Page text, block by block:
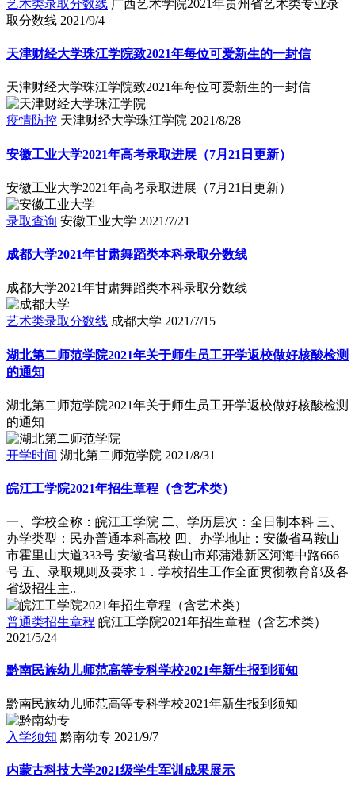
艺术类录取分数线 广西艺术学院2021年贵州省艺术类专业录
取分数线 2021/9/4
天津财经大学珠江学院致2021年每位可爱新生的一封信
天津财经大学珠江学院致2021年每位可爱新生的一封信
疫情防控 天津财经大学珠江学院 2021/8/28
安徽工业大学2021年高考录取进展（7月21日更新）
安徽工业大学2021年高考录取进展（7月21日更新）
录取查询 安徽工业大学 2021/7/21
成都大学2021年甘肃舞蹈类本科录取分数线
成都大学2021年甘肃舞蹈类本科录取分数线
艺术类录取分数线 成都大学 2021/7/15
湖北第二师范学院2021年关于师生员工开学返校做好核酸检测
的通知
湖北第二师范学院2021年关于师生员工开学返校做好核酸检测
的通知
开学时间 湖北第二师范学院 2021/8/31
皖江工学院2021年招生章程（含艺术类）
一、学校全称：皖江工学院 二、学历层次：全日制本科 三、
办学类型：民办普通本科高校 四、办学地址：安徽省马鞍山
市霍里山大道333号 安徽省马鞍山市郑蒲港新区河海中路666
号 五、录取规则及要求 1．学校招生工作全面贯彻教育部及各
省级招生主..
普通类招生章程 皖江工学院2021年招生章程（含艺术类）
2021/5/24
黔南民族幼儿师范高等专科学校2021年新生报到须知
黔南民族幼儿师范高等专科学校2021年新生报到须知
入学须知 黔南幼专 2021/9/7
内蒙古科技大学2021级学生军训成果展示